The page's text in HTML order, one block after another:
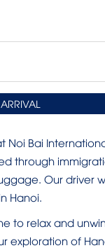
Noi Bai
through
Our driver
Hanoi.
to relax and
exploration of